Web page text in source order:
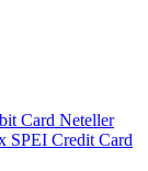
Card Neteller
SPEI Credit Card